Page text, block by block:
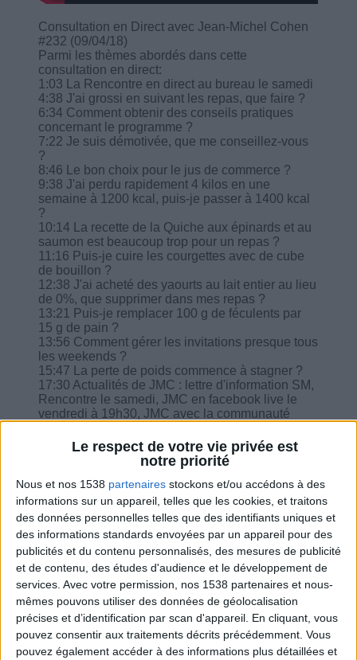
Le respect de votre vie privée est
notre priorité
Nous et nos 1538 partenaires stockons et/ou accédons à des
informations sur un appareil, telles que les cookies, et traitons
des données personnelles telles que des identifiants uniques et
des informations standards envoyées par un appareil pour des
publicités et du contenu personnalisés, des mesures de publicité
et de contenu, des études d'audience et le développement de
services. Avec votre permission, nos 1538 partenaires et nous-
mêmes pouvons utiliser des données de géolocalisation
précises et d’identification par scan d'appareil. En cliquant, vous
pouvez consentir aux traitements décrits précédemment. Vous
pouvez également accéder à des informations plus détaillées et
Consultation en Direct avec Jean-Michel Cohen
#232 (09/04/18)
Parmi les thèmes abordés dans cette
consultation en direct:
1:03 La Rencontre en direct au bureau le samedi
4:38 J'ai grossi en suivant les repas, que faire ?
6:34 Comment obtenir des conseils pratiques
concernant le programme ?
7:22 Je suis démotivée, que me conseillez-vous
?
8:46 Le bon choix pour le jus de commerce ?
9:38 J'ai perdu rapidement 4 kilos en une
semaine à 1200 kcal, puis-je passer à 1400 kcal
?
10:14 La recette de la Quiche aux épinards et au
saumon est beaucoup trop pour un repas ?
11:16 Puis-je cuire les courgettes avec de cube
de bouillon ?
12:38 J'ai acheté des yaourts au lait entier au lieu
de 0%, que supprimer dans mes repas ?
13:21 Puis-je remplacer 100 g de féculents par
15 g de pain ?
13:56 Comment gérer les invitations presque tous
les weekends ?
15:47 La perte de poids commence à stagner ?
17:30 Actualités de JMC : lettre d'information SM,
Rencontre le samedi, JMC en facebook live le
vendredi à 19h30, JMC avec la communauté
mélatonine ?
23:30 Ralentissement de perte de poids et le livre
Combien de kilos souhaitez-vous perdre ?
De 5 à 10
Plus de